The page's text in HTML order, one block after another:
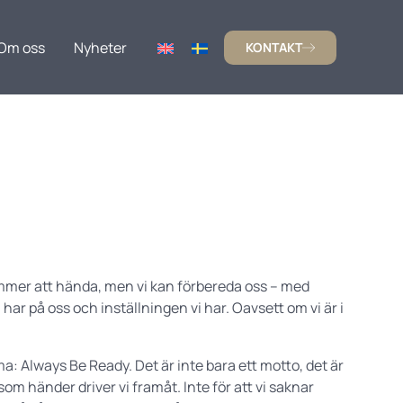
oss Nyheter KONTAKT
att hända, men vi kan förbereda oss – med
på oss och inställningen vi har. Oavsett om vi är i
Always Be Ready. Det är inte bara ett motto, det är
händer driver vi framåt. Inte för att vi saknar